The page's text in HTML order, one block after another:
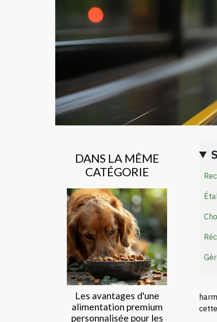
DANS LA MÊME
CATÉGORIE
Les avantages d'une
alimentation premium
personnalisée pour les